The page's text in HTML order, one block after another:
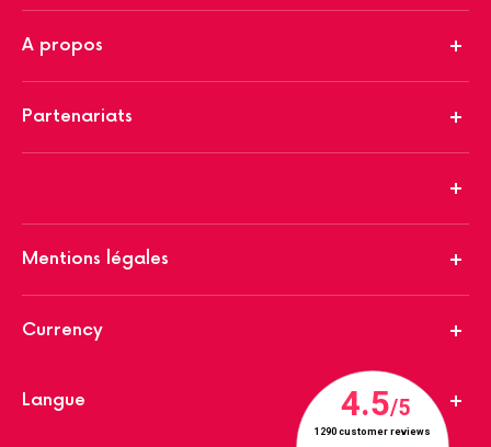
A propos
Partenariats
Mentions légales
Currency
Langue